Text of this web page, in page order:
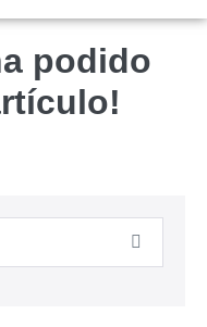
podido